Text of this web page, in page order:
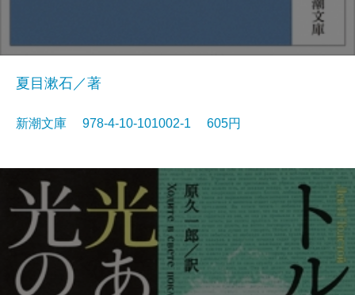
夏目漱石／著
新潮文庫 978-4-10-101002-1 605円